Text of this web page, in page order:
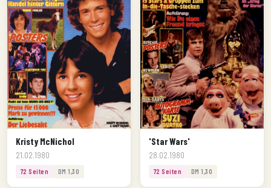
Kristy McNichol
21.02.1980
72 Seiten DM 1,30
'Star Wars'
28.02.1980
72 Seiten DM 1,30